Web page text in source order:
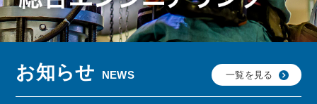
お知らせ NEWS 一覧を見る